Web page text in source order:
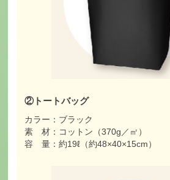
②トートバッグ
カラー：ブラック
素 材：コットン（370g／㎡）
容 量：約19ℓ（約48×40×15cm）